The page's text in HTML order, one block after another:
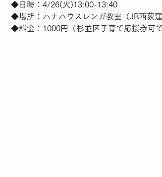
◆日時：4/26(火)13:00-13:40
◆場所：ハナハウスレンガ教室（JR西荻窪
◆料金：1000円（杉並区子育て応援券可